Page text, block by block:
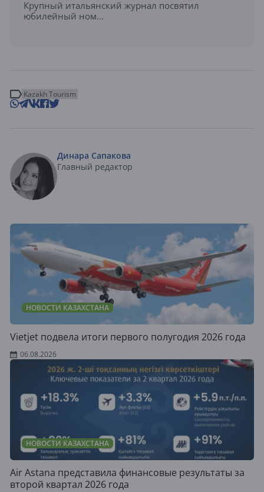
Крупный итальянский журнал посвятил
юбилейный ном...
Kazakh Tourism
Динара Сапакова
Главный редактор
НОВОСТИ КАЗАХСТАНА
Vietjet подвела итоги первого полугодия 2026 года
06.08.2026
НОВОСТИ КАЗАХСТАНА
Air Astana представила финансовые результаты за
второй квартал 2026 года